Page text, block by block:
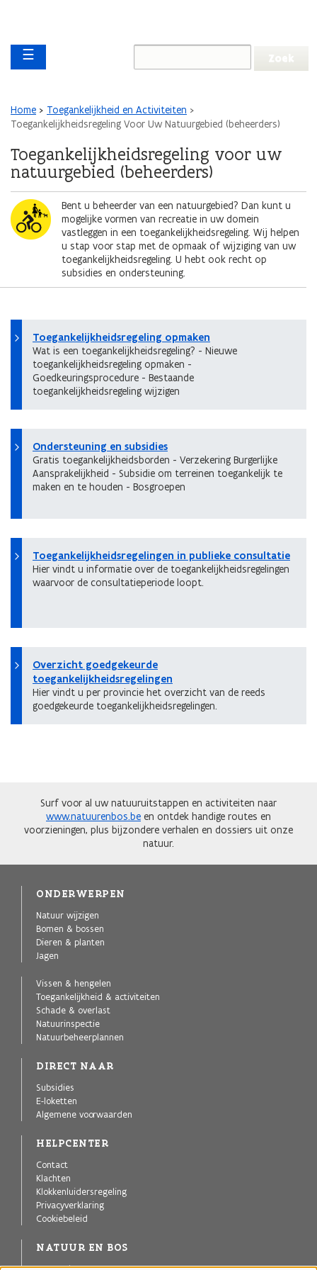
gaan
Main navigation
☰
Kruimelpad
Home
Toegankelijkheid en Activiteiten
Toegankelijkheidsregeling Voor Uw Natuurgebied (beheerders)
Toegankelijkheidsregeling voor uw
natuurgebied (beheerders)
AfbeeldingBent u beheerder van een natuurgebied? Dan kunt u
mogelijke vormen van recreatie in uw domein
vastleggen in een toegankelijkheidsregeling. Wij helpen
u stap voor stap met de opmaak of wijziging van uw
toegankelijkheidsregeling. U hebt ook recht op
subsidies en ondersteuning.
Toegankelijkheidsregeling opmaken
Wat is een toegankelijkheidsregeling? - Nieuwe
toegankelijkheidsregeling opmaken -
Goedkeuringsprocedure - Bestaande
toegankelijkheidsregeling wijzigen
Ondersteuning en subsidies
Gratis toegankelijkheidsborden - Verzekering Burgerlijke
Aansprakelijkheid - Subsidie om terreinen toegankelijk te
maken en te houden - Bosgroepen
Toegankelijkheidsregelingen in publieke consultatie
Hier vindt u informatie over de toegankelijkheidsregelingen
waarvoor de consultatieperiode loopt.
Overzicht goedgekeurde
toegankelijkheidsregelingen
Hier vindt u per provincie het overzicht van de reeds
goedgekeurde toegankelijkheidsregelingen.
Surf voor al uw natuuruitstappen en activiteiten naar
www.natuurenbos.be en ontdek handige routes en
voorzieningen, plus bijzondere verhalen en dossiers uit onze
natuur.
ONDERWERPEN
Natuur wijzigen
Bomen & bossen
Dieren & planten
Jagen
Vissen & hengelen
Toegankelijkheid & activiteiten
Schade & overlast
Natuurinspectie
Natuurbeheerplannen
DIRECT NAAR
Subsidies
E-loketten
Algemene voorwaarden
HELPCENTER
Contact
Klachten
Klokkenluidersregeling
Privacyverklaring
Cookiebeleid
NATUUR EN BOS